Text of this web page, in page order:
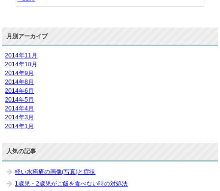
月別アーカイブ
2014年11月
2014年10月
2014年9月
2014年8月
2014年6月
2014年5月
2014年4月
2014年3月
2014年1月
人気の記事
軽い水疱瘡の画像(写真)と症状
1歳児・2歳児がご飯を食べない時の対処法